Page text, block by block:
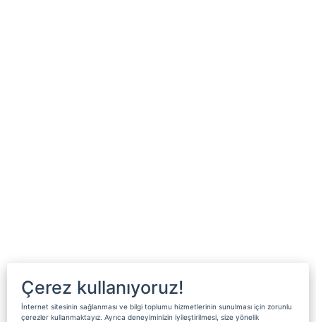
Çerez kullanıyoruz!
İnternet sitesinin sağlanması ve bilgi toplumu hizmetlerinin sunulması için zorunlu
çerezler kullanmaktayız. Ayrıca deneyiminizin iyileştirilmesi, size yönelik